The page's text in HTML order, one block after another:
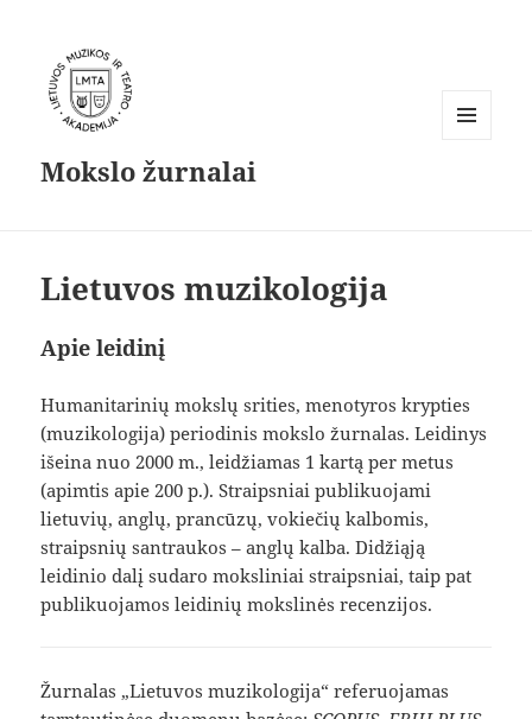
Mokslo žurnalai
Lietuvos muzikologija
Apie leidinį
Humanitarinių mokslų srities, menotyros krypties
(muzikologija) periodinis mokslo žurnalas. Leidinys
išeina nuo 2000 m., leidžiamas 1 kartą per metus
(apimtis apie 200 p.). Straipsniai publikuojami
lietuvių, anglų, prancūzų, vokiečių kalbomis,
straipsnių santraukos – anglų kalba. Didžiąją
leidinio dalį sudaro moksliniai straipsniai, taip pat
publikuojamos leidinių mokslinės recenzijos.
Žurnalas „Lietuvos muzikologija“ referuojamas